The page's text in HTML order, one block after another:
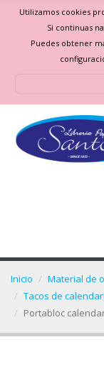
Utilizamos cookies
Si continuas
Puedes obtener
Inicio
Material de
Tacos de
Portabloc